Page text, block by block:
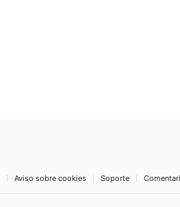
Aviso sobre cookies Soporte